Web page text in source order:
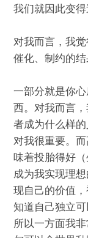
我们就因此变得
对我而言，我
催化、制约的结
一部分就是你
西。对我而言
者成为什么样
对我很重要。
味着投胎得好
成为我实现理
现自己的价值
知道自己独立
所以一方面我